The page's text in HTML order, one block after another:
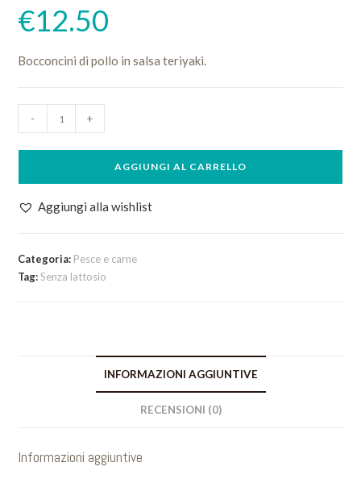
€12.50
Bocconcini di pollo in salsa teriyaki.
in
Salsa
quantità
- +
AGGIUNGI AL CARRELLO
Aggiungi alla wishlist
Categoria: Pesce e carne
Tag:Senza lattosio
INFORMAZIONI AGGIUNTIVE
RECENSIONI (0)
Informazioni aggiuntive